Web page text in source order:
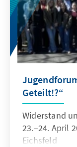
Geteilt!?“
Widerstand
23.–24. April
Eichsfeld